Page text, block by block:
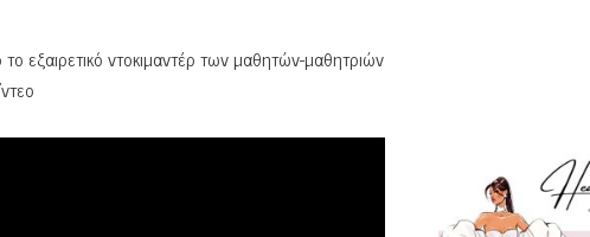
εξαιρετικό ντοκιμαντέρ των μαθητών-μαθητριών